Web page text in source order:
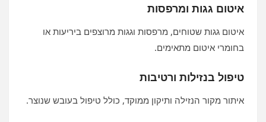
איטום גגות ומרפסות
איטום גגות שטוחים, מרפסות וגגות מרוצפים ביריעות או
בחומרי איטום מתאימים.
טיפול בנזילות ורטיבות
איתור מקור הנזילה ותיקון ממוקד, כולל טיפול בעובש שנוצר.